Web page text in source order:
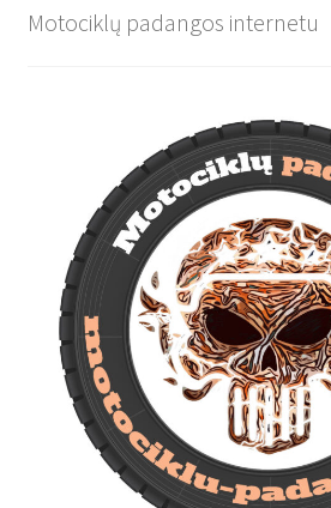
Motociklų padangos internetu